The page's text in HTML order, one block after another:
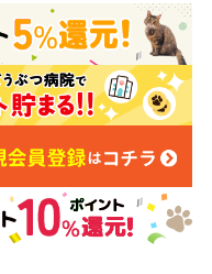
アクア・爬虫類・昆虫
キャットフード
服・おさんぽ用品